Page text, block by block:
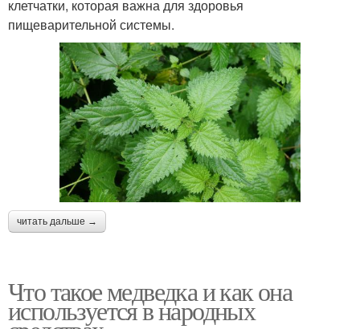
клетчатки, которая важна для здоровья
пищеварительной системы.
читать дальше →
Что такое медведка и как она
используется в народных